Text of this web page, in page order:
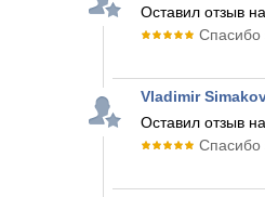
Оставил отзыв
Спасибо
Vladimir
Оставил отзыв
Спасибо